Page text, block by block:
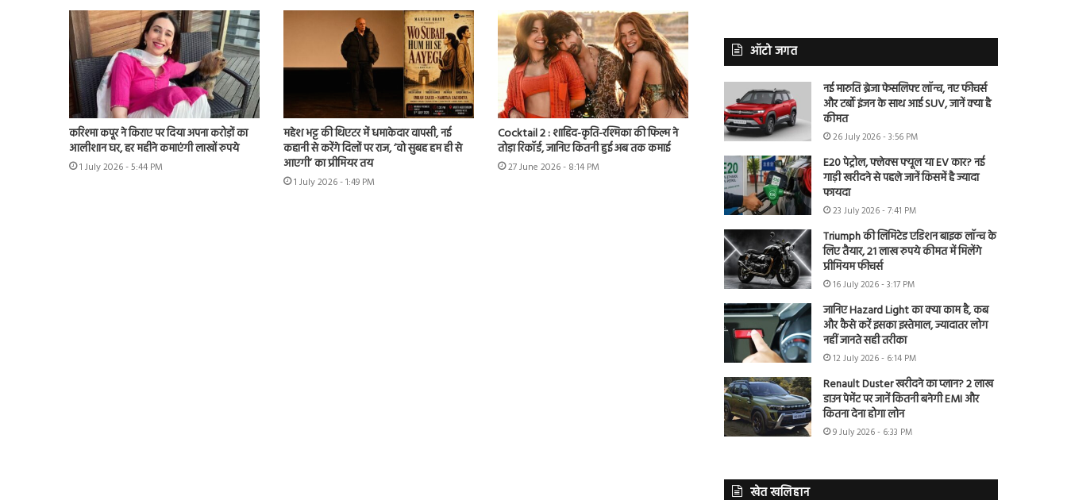
करिश्मा कपूर ने किराए पर दिया अपना करोड़ों का
आलीशान घर, हर महीने कमाएंगी लाखों रुपये
1 July 2026 - 5:44 PM
महेश भट्ट की थिएटर में धमाकेदार वापसी, नई
कहानी से करेंगे दिलों पर राज, ‘वो सुबह हम ही से
आएगी’ का प्रीमियर तय
1 July 2026 - 1:49 PM
Cocktail 2 : शाहिद-कृति-रश्मिका की फिल्म ने
तोड़ा रिकॉर्ड, जानिए कितनी हुई अब तक कमाई
27 June 2026 - 8:14 PM
ऑटो जगत
नई मारुति ब्रेजा फेसलिफ्ट लॉन्च, नए फीचर्स
और टर्बो इंजन के साथ आई SUV, जानें क्या है
कीमत
26 July 2026 - 3:56 PM
E20 पेट्रोल, फ्लेक्स फ्यूल या EV कार? नई
गाड़ी खरीदने से पहले जानें किसमें है ज्यादा
फायदा
23 July 2026 - 7:41 PM
Triumph की लिमिटेड एडिशन बाइक लॉन्च के
लिए तैयार, 21 लाख रुपये कीमत में मिलेंगे
प्रीमियम फीचर्स
16 July 2026 - 3:17 PM
जानिए Hazard Light का क्या काम है, कब
और कैसे करें इसका इस्तेमाल, ज्यादातर लोग
नहीं जानते सही तरीका
12 July 2026 - 6:14 PM
Renault Duster खरीदने का प्लान? 2 लाख
डाउन पेमेंट पर जानें कितनी बनेगी EMI और
कितना देना होगा लोन
9 July 2026 - 6:33 PM
खेत खलिहान